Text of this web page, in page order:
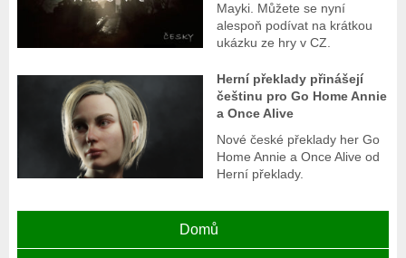
Mayki. Můžete se nyní
alespoň podívat na krátkou
ukázku ze hry v CZ.
Herní překlady přinášejí
češtinu pro Go Home Annie
a Once Alive
Nové české překlady her Go
Home Annie a Once Alive od
Herní překlady.
Domů